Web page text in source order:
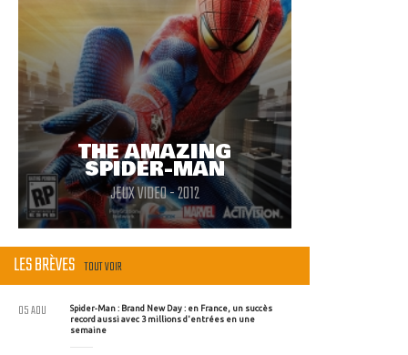
THE AMAZING
SPIDER-MAN
JEUX VIDEO - 2012
LES BRÈVES TOUT VOIR
Spider-Man : Brand New Day : en France, un succès
record aussi avec 3 millions d'entrées en une
semaine
05 AOU